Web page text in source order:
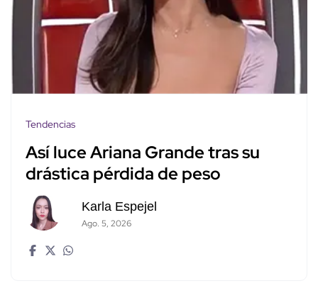
Tendencias
Así luce Ariana Grande tras su
drástica pérdida de peso
Karla Espejel
Ago. 5, 2026